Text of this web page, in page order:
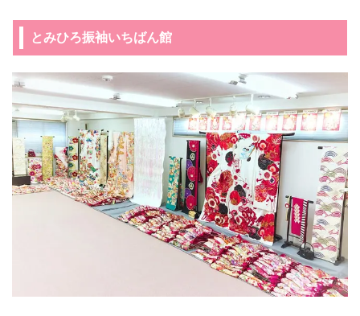
とみひろ振袖いちばん館